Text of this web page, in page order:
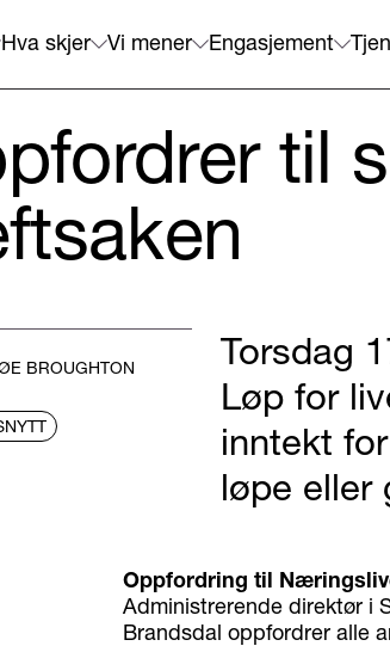
Hva skjer Vi mener Engasjement
til
BROUGHTON
Torsdag
Løp for
inntekt
løpe eller
Oppfordring til
Administrerende direktør i
Brandsdal oppfordrer alle